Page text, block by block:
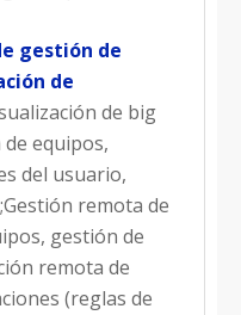
gestión de
de
de big
equipos,
del usuario,
remota de
gestión de
remota de
(reglas de